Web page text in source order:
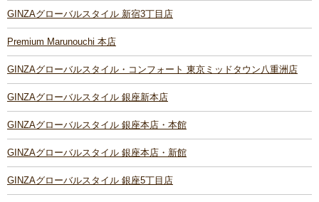
GINZAグローバルスタイル 新宿3丁目店
Premium Marunouchi 本店
GINZAグローバルスタイル・コンフォート 東京ミッドタウン八重洲店
GINZAグローバルスタイル 銀座新本店
GINZAグローバルスタイル 銀座本店・本館
GINZAグローバルスタイル 銀座本店・新館
GINZAグローバルスタイル 銀座5丁目店